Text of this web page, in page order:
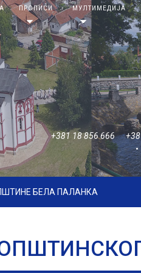
ПРОПИСИ
arrow_drop_down
МУЛТИМЕДИЈА
arrow_drop_down
+381 18 856 666
БЕЛА ПАЛАНКА